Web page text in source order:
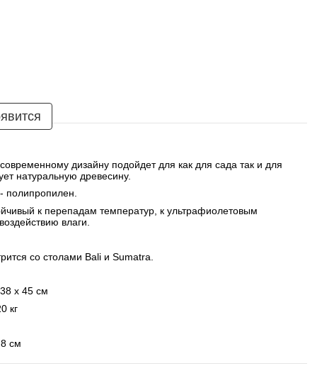
дизайну подойдет для как для сада так и для
натуральную древесину.
полипропилен.
к перепадам температур, к ультрафиолетовым
влаги.
со столами Bali и Sumatra.
x 45 см
кг
см